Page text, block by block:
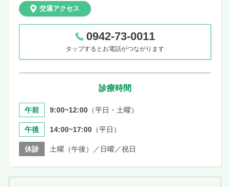
交通アクセス
0942-73-0011
タップするとお電話がつながります
診療時間
午前 9:00~12:00 （平日・土曜）
午後 14:00~17:00 （平日）
休診 土曜（午後）／日曜／祝日